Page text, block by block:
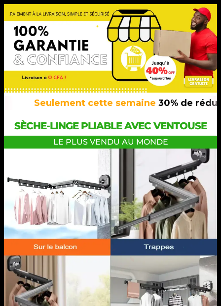
Seulement cette semaine30% de
SÈCHE-LINGE PLIABLE AVEC VENTOUSE
LE PLUS VENDU AU MONDE